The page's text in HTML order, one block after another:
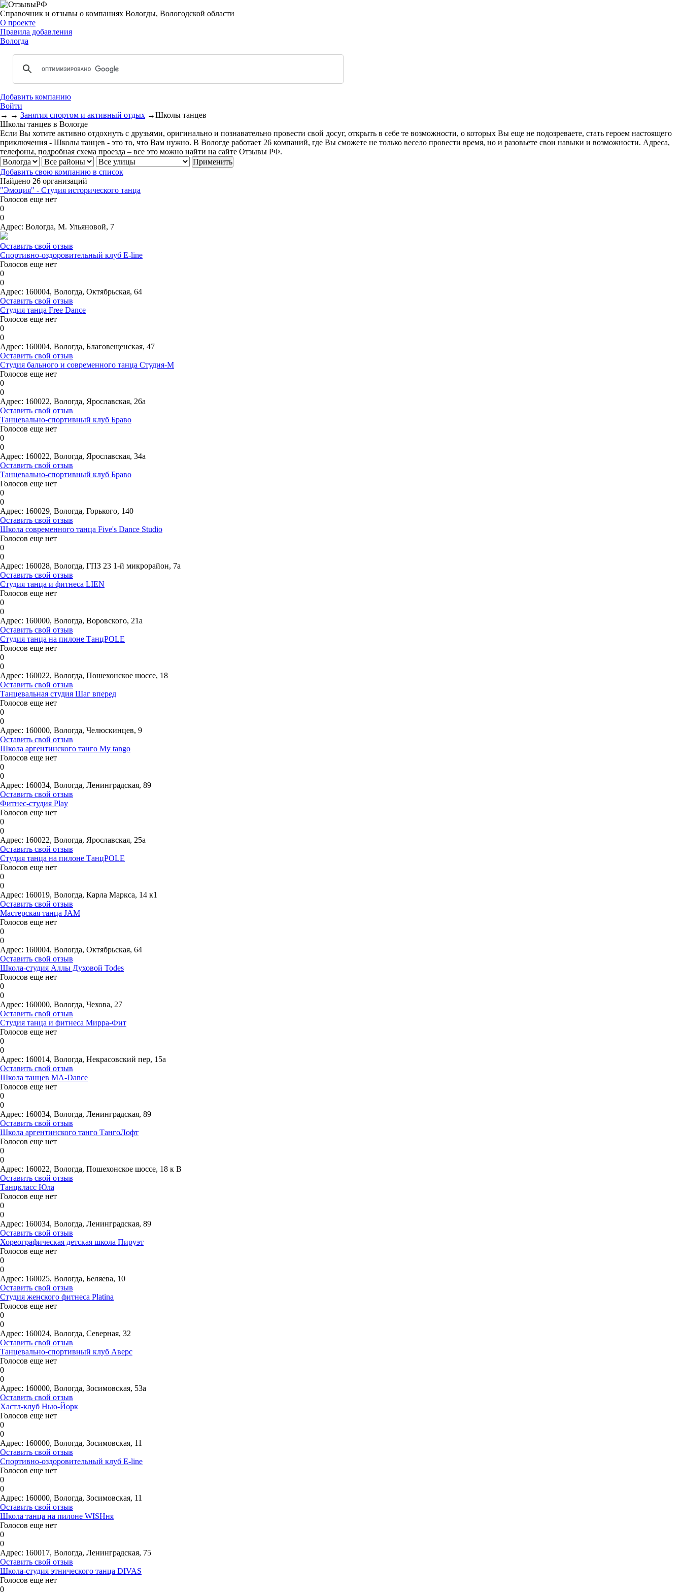
Справочник и отзывы о компаниях Вологды, Вологодской области
О проекте
Правила добавления
Вологда
Добавить компанию
Войти
→ → Занятия спортом и активный отдых →Школы танцев
Школы танцев в Вологде
Если Вы хотите активно отдохнуть с друзьями, оригинально и познавательно провести свой досуг, открыть в себе те возможности, о которых Вы еще не подозреваете, стать героем настоящего
приключения - Школы танцев - это то, что Вам нужно. В Вологде работает 26 компаний, где Вы сможете не только весело провести время, но и разовьете свои навыки и возможности. Адреса,
телефоны, подробная схема проезда – все это можно найти на сайте Отзывы РФ.
Добавить свою компанию в список
Найдено 26 организаций
"Эмоция" - Студия исторического танца
Голосов еще нет
0
0
Адрес: Вологда, М. Ульяновой, 7
Оставить свой отзыв
Спортивно-оздоровительный клуб E-line
Голосов еще нет
0
0
Адрес: 160004, Вологда, Октябрьская, 64
Оставить свой отзыв
Студия танца Free Dance
Голосов еще нет
0
0
Адрес: 160004, Вологда, Благовещенская, 47
Оставить свой отзыв
Студия бального и современного танца Студия-М
Голосов еще нет
0
0
Адрес: 160022, Вологда, Ярославская, 26а
Оставить свой отзыв
Танцевально-спортивный клуб Браво
Голосов еще нет
0
0
Адрес: 160022, Вологда, Ярославская, 34а
Оставить свой отзыв
Танцевально-спортивный клуб Браво
Голосов еще нет
0
0
Адрес: 160029, Вологда, Горького, 140
Оставить свой отзыв
Школа современного танца Five's Dance Studio
Голосов еще нет
0
0
Адрес: 160028, Вологда, ГПЗ 23 1-й микрорайон, 7а
Оставить свой отзыв
Студия танца и фитнеса LIEN
Голосов еще нет
0
0
Адрес: 160000, Вологда, Воровского, 21а
Оставить свой отзыв
Студия танца на пилоне ТанцPOLE
Голосов еще нет
0
0
Адрес: 160022, Вологда, Пошехонское шоссе, 18
Оставить свой отзыв
Танцевальная студия Шаг вперед
Голосов еще нет
0
0
Адрес: 160000, Вологда, Челюскинцев, 9
Оставить свой отзыв
Школа аргентинского танго My tango
Голосов еще нет
0
0
Адрес: 160034, Вологда, Ленинградская, 89
Оставить свой отзыв
Фитнес-студия Play
Голосов еще нет
0
0
Адрес: 160022, Вологда, Ярославская, 25а
Оставить свой отзыв
Студия танца на пилоне ТанцPOLE
Голосов еще нет
0
0
Адрес: 160019, Вологда, Карла Маркса, 14 к1
Оставить свой отзыв
Мастерская танца JAM
Голосов еще нет
0
0
Адрес: 160004, Вологда, Октябрьская, 64
Оставить свой отзыв
Школа-студия Аллы Духовой Todes
Голосов еще нет
0
0
Адрес: 160000, Вологда, Чехова, 27
Оставить свой отзыв
Студия танца и фитнеса Мирра-Фит
Голосов еще нет
0
0
Адрес: 160014, Вологда, Некрасовский пер, 15а
Оставить свой отзыв
Школа танцев MA-Dance
Голосов еще нет
0
0
Адрес: 160034, Вологда, Ленинградская, 89
Оставить свой отзыв
Школа аргентинского танго ТангоЛофт
Голосов еще нет
0
0
Адрес: 160022, Вологда, Пошехонское шоссе, 18 к В
Оставить свой отзыв
Танцкласс Юла
Голосов еще нет
0
0
Адрес: 160034, Вологда, Ленинградская, 89
Оставить свой отзыв
Хореографическая детская школа Пируэт
Голосов еще нет
0
0
Адрес: 160025, Вологда, Беляева, 10
Оставить свой отзыв
Студия женского фитнеса Platina
Голосов еще нет
0
0
Адрес: 160024, Вологда, Северная, 32
Оставить свой отзыв
Танцевально-спортивный клуб Аверс
Голосов еще нет
0
0
Адрес: 160000, Вологда, Зосимовская, 53а
Оставить свой отзыв
Хастл-клуб Нью-Йорк
Голосов еще нет
0
0
Адрес: 160000, Вологда, Зосимовская, 11
Оставить свой отзыв
Спортивно-оздоровительный клуб E-line
Голосов еще нет
0
0
Адрес: 160000, Вологда, Зосимовская, 11
Оставить свой отзыв
Школа танца на пилоне WISHня
Голосов еще нет
0
0
Адрес: 160017, Вологда, Ленинградская, 75
Оставить свой отзыв
Школа-студия этнического танца DIVAS
Голосов еще нет
0